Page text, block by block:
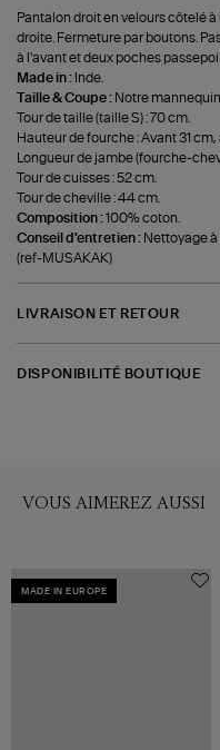
Pantalon droit en velours côtelé
droite. Fermeture par boutons.
à l'avant et deux poches
Made in : Inde.
Taille & Coupe : Notre
Tour de taille (taille S) : 70 cm.
Hauteur de fourche : Avant 31
Longueur de jambe (fourche-
Tour de cuisses : 52 cm.
Tour de cheville : 44 cm.
Composition :100% coton.
Conseil d'entretien : Nettoyage
(ref-MUSAKAK)
LIVRAISON ET RETOUR
DISPONIBILITÉ BOUTIQUE
VOUS AIMEREZ AUSSI
MADE IN EUROPE